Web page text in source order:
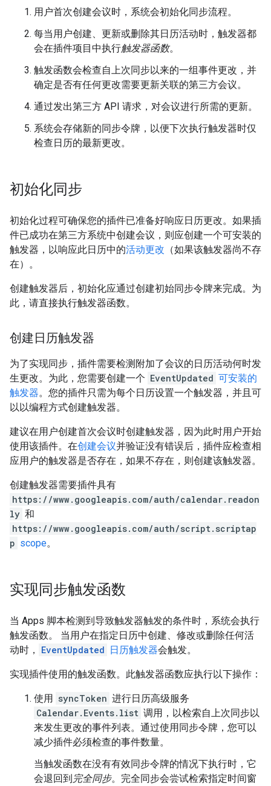
用户首次创建会议时，系统会初始化同步流程。
每当用户创建、更新或删除其日历活动时，触发器都
会在插件项目中执行触发器函数。
触发函数会检查自上次同步以来的一组事件更改，并
确定是否有任何更改需要更新关联的第三方会议。
通过发出第三方 API 请求，对会议进行所需的更新。
系统会存储新的同步令牌，以便下次执行触发器时仅
检查日历的最新更改。
初始化同步
初始化过程可确保您的插件已准备好响应日历更改。如果插
件已成功在第三方系统中创建会议，则应创建一个可安装的
触发器，以响应此日历中的活动更改 （如果该触发器尚不存
在）。
创建触发器后，初始化应通过创建初始同步令牌来完成。为
此，请直接执行触发器函数。
创建日历触发器
为了实现同步，插件需要检测附加了会议的日历活动何时发
生更改。为此，您需要创建一个 EventUpdated 可安装的
触发器。您的插件只需为每个日历设置一个触发器，并且可
以以编程方式创建触发器。
建议在用户创建首次会议时创建触发器，因为此时用户开始
使用该插件。在创建会议并验证没有错误后，插件应检查相
应用户的触发器是否存在，如果不存在，则创建该触发器。
创建触发器需要插件具有
https://www.googleapis.com/auth/calendar.readon
ly 和
https://www.googleapis.com/auth/script.scriptap
p scope。
实现同步触发函数
当 Apps 脚本检测到导致触发器触发的条件时，系统会执行
触发函数。 当用户在指定日历中创建、修改或删除任何活
动时，
EventUpdated 日历触发器会触发。
实现插件使用的触发函数。此触发器函数应执行以下操作：
使用 syncToken 进行日历高级服务
Calendar.Events.list 调用，以检索自上次同步以
来发生更改的事件列表。通过使用同步令牌，您可以
减少插件必须检查的事件数量。
当触发函数在没有有效同步令牌的情况下执行时，它
会退回到完全同步。完全同步会尝试检索指定时间窗